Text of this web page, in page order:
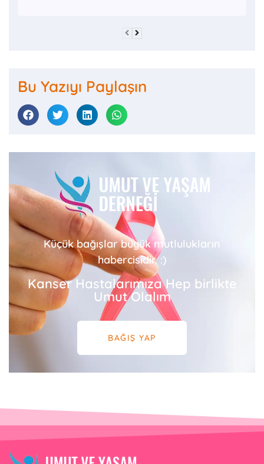
Bu Yazıyı Paylaşın
Küçük bağışlar büyük mutlulukların
habercisidir. :)
Kanser Hastalarımıza Hep birlikte
Umut Olalım
BAĞIŞ YAP